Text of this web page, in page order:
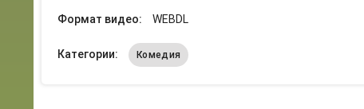
Формат видео: WEBDL
Категории: Комедия